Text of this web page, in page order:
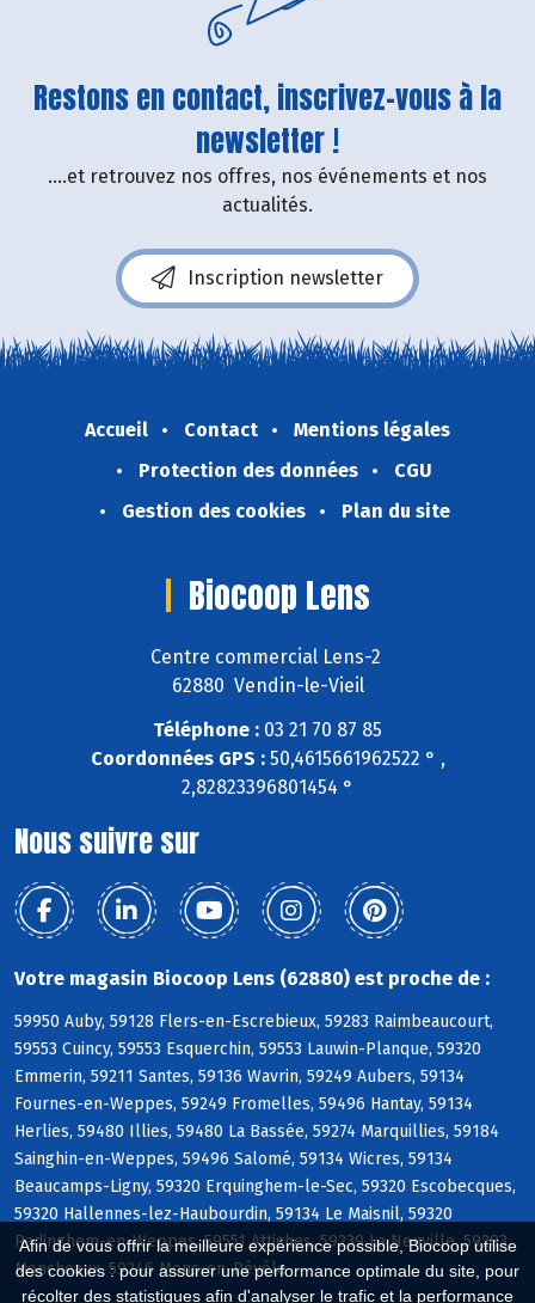
Afin de vous offrir la meilleure expérience possible, Biocoop utilise
des cookies : pour assurer une performance optimale du site, pour
récolter des statistiques afin d'analyser le trafic et la performance
Restons en contact, inscrivez-vous à la
newsletter !
....et retrouvez nos offres, nos événements et nos
actualités.
Inscription newsletter
Accueil Contact
Mentions légales
Protection des données
CGU
Gestion des cookies
Plan du site
Biocoop Lens
Centre commercial Lens-2
62880 Vendin-le-Vieil
Téléphone : 03 21 70 87 85
Coordonnées GPS :50,4615661962522 ° ,
2,82823396801454 °
Nous suivre sur
Votre magasin Biocoop Lens (62880) est proche de :
59950 Auby, 59128 Flers-en-Escrebieux, 59283 Raimbeaucourt,
59553 Cuincy, 59553 Esquerchin, 59553 Lauwin-Planque, 59320
Emmerin, 59211 Santes, 59136 Wavrin, 59249 Aubers, 59134
Fournes-en-Weppes, 59249 Fromelles, 59496 Hantay, 59134
Herlies, 59480 Illies, 59480 La Bassée, 59274 Marquillies, 59184
Sainghin-en-Weppes, 59496 Salomé, 59134 Wicres, 59134
Beaucamps-Ligny, 59320 Erquinghem-le-Sec, 59320 Escobecques,
59320 Hallennes-lez-Haubourdin, 59134 Le Maisnil, 59320
Radinghem-en-Weppes, 59551 Attiches, 59239 La Neuville, 59283
Moncheaux, 59246 Mons-en-Pévèle